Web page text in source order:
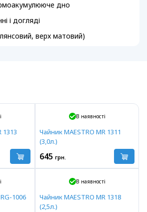
дно
і догляді
верх матовий)
1313
В наявності
Чайник MAESTRO MR 1311
(3,0л.)
645 грн.
1006
В наявності
Чайник MAESTRO MR 1318
(2,5л.)